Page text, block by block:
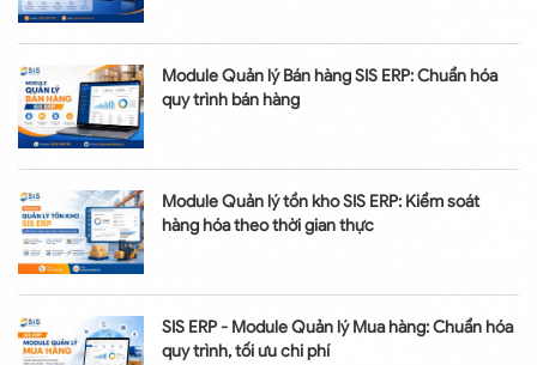
Module Quản lý Bán hàng SIS ERP: Chuẩn hóa
quy trình bán hàng
Module Quản lý tồn kho SIS ERP: Kiểm soát
hàng hóa theo thời gian thực
SIS ERP - Module Quản lý Mua hàng: Chuẩn hóa
quy trình, tối ưu chi phí